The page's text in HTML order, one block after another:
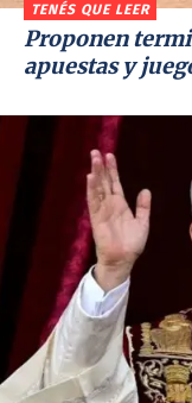
TENÉS QUE LEER
Proponen
apuestas y